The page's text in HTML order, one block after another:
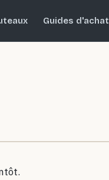
Guides d'achat